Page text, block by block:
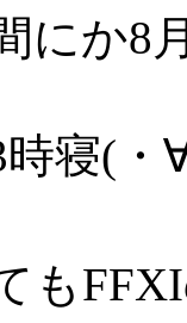
にか8
時寝(
も